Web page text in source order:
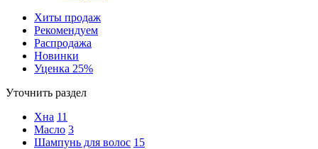
Хиты продаж
Рекомендуем
Распродажа
Новинки
Уценка 25%
Уточнить раздел
Хна 11
Масло 3
Шампунь для волос 15